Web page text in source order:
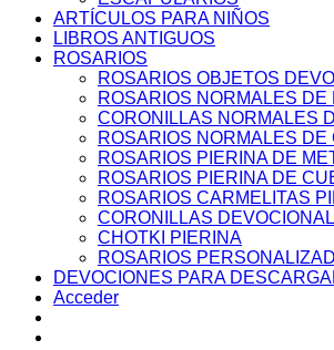
ARTÍCULOS PARA NIÑOS
LIBROS ANTIGUOS
ROSARIOS
ROSARIOS OBJETOS
ROSARIOS NORMALES DE
CORONILLAS NORMALES
ROSARIOS NORMALES DE
ROSARIOS PIERINA DE
ROSARIOS PIERINA DE
ROSARIOS CARMELITAS
CORONILLAS
CHOTKI PIERINA
ROSARIOS
DEVOCIONES PARA
Acceder